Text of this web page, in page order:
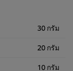
30 กรัม
20 กรัม
10 กรัม